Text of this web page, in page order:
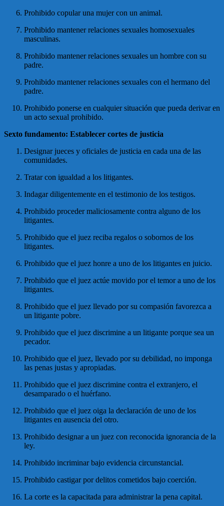
Prohibido copular una mujer con un animal.
Prohibido mantener relaciones sexuales homosexuales
masculinas.
Prohibido mantener relaciones sexuales un hombre con su
padre.
Prohibido mantener relaciones sexuales con el hermano del
padre.
Prohibido ponerse en cualquier situación que pueda derivar en
un acto sexual prohibido.
Sexto fundamento: Establecer cortes de justicia
Designar jueces y oficiales de justicia en cada una de las
comunidades.
Tratar con igualdad a los litigantes.
Indagar diligentemente en el testimonio de los testigos.
Prohibido proceder maliciosamente contra alguno de los
litigantes.
Prohibido que el juez reciba regalos o sobornos de los
litigantes.
Prohibido que el juez honre a uno de los litigantes en juicio.
Prohibido que el juez actúe movido por el temor a uno de los
litigantes.
Prohibido que el juez llevado por su compasión favorezca a
un litigante pobre.
Prohibido que el juez discrimine a un litigante porque sea un
pecador.
Prohibido que el juez, llevado por su debilidad, no imponga
las penas justas y apropiadas.
Prohibido que el juez discrimine contra el extranjero, el
desamparado o el huérfano.
Prohibido que el juez oiga la declaración de uno de los
litigantes en ausencia del otro.
Prohibido designar a un juez con reconocida ignorancia de la
ley.
Prohibido incriminar bajo evidencia circunstancial.
Prohibido castigar por delitos cometidos bajo coerción.
La corte es la capacitada para administrar la pena capital.